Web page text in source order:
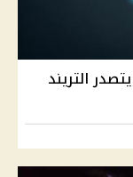
التريند